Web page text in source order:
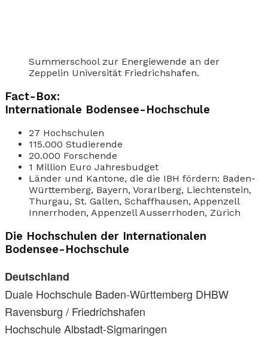
Summerschool zur Energiewende an der
Zeppelin Universität Friedrichshafen.
Fact-Box:
Internationale Bodensee-Hochschule
27 Hochschulen
115.000 Studierende
20.000 Forschende
1 Million Euro Jahresbudget
Länder und Kantone, die die IBH fördern: Baden-
Württemberg, Bayern, Vorarlberg, Liechtenstein,
Thurgau, St. Gallen, Schaffhausen, Appenzell
Innerrhoden, Appenzell Ausserrhoden, Zürich
Die Hochschulen der Internationalen
Bodensee-Hochschule
Deutschland
Duale Hochschule Baden-Württemberg DHBW
Ravensburg / Friedrichshafen
Hochschule Albstadt-Sigmaringen